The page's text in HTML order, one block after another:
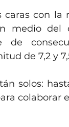
caras con la
medio
de
de 7,2 y
solos:
colaborar